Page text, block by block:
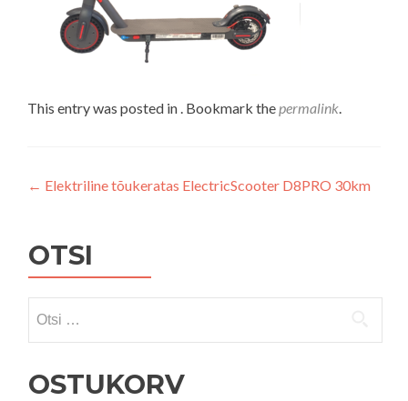
This entry was posted in . Bookmark thepermalink.
Navigeerimine
← Elektriline tõukeratas ElectricScooter D8PRO 30km
OTSI
OSTUKORV